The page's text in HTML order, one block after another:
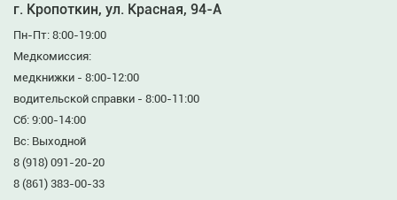
г. Кропоткин, ул. Красная, 94-А
Пн-Пт: 8:00-19:00
Медкомиссия:
медкнижки - 8:00-12:00
водительской справки - 8:00-11:00
Сб: 9:00-14:00
Вс: Выходной
8 (918) 091-20-20
8 (861) 383-00-33